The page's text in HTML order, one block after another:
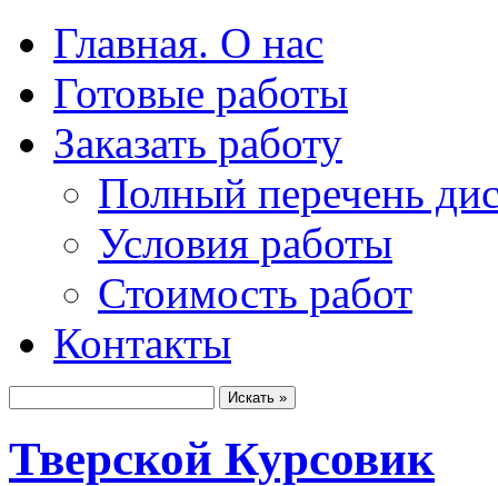
Главная. О нас
Готовые работы
Заказать работу
Полный перечень
Условия работы
Стоимость работ
Контакты
Тверской Курсовик